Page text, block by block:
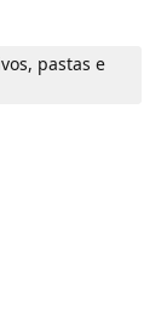
pastas e